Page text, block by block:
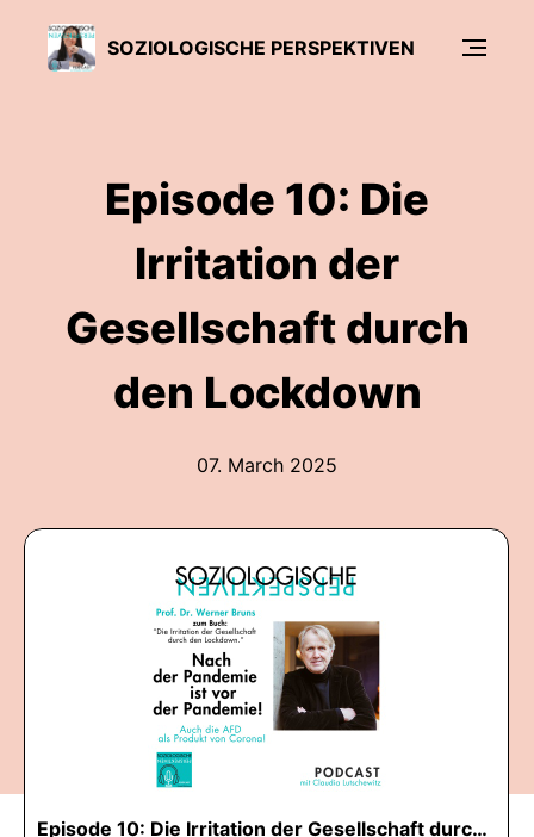
SOZIOLOGISCHE PERSPEKTIVEN
Episode 10: Die
Irritation der
Gesellschaft durch
den Lockdown
07. March 2025